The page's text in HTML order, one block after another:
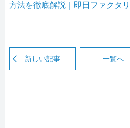
方法を徹底解説｜即日ファクタ
新しい記事 一覧へ